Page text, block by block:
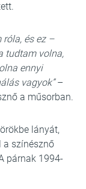
róla, és ez –
tudtam volna,
ennyi
vagyok”–
a műsorban.
lányát,
a színésznő
párnak 1994-